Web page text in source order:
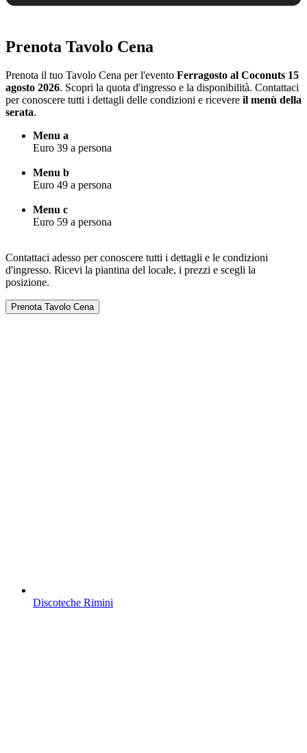
Prenota Tavolo Cena
Prenota il tuo Tavolo Cena per l'evento Ferragosto al Coconuts 15
agosto 2026. Scopri la quota d'ingresso e la disponibilità. Contattaci
per conoscere tutti i dettagli delle condizioni e ricevere il menù della
serata.
Menu a
Euro 39 a persona
Menu b
Euro 49 a persona
Menu c
Euro 59 a persona
Contattaci adesso per conoscere tutti i dettagli e le condizioni
d'ingresso. Ricevi la piantina del locale, i prezzi e scegli la
posizione.
Prenota Tavolo Cena
Discoteche Rimini